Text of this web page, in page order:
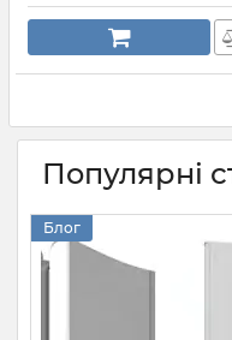
Популярні
Блог